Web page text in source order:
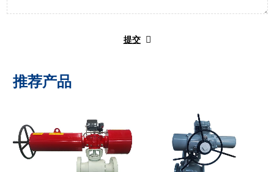
提交
推荐产品